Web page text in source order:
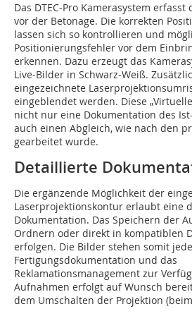
Das DTEC-Pro Kamerasystem
vor der Betonage. Die korrekten
lassen sich so kontrollieren und
Positionierungsfehler vor dem
erkennen. Dazu erzeugt das
Live-Bilder in Schwarz-Weiß.
eingezeichnete
eingeblendet werden. Diese
nicht nur eine Dokumentation des
auch einen Abgleich, wie nach den
gearbeitet wurde.
Detaillierte
Die ergänzende Möglichkeit der
Laserprojektionskontur erlaubt eine
Dokumentation. Das Speichern der
Ordnern oder direkt in kompatiblen
erfolgen. Die Bilder stehen somit
Fertigungsdokumentation und das
Reklamationsmanagement zur
Aufnahmen erfolgt auf Wunsch
dem Umschalten der Projektion